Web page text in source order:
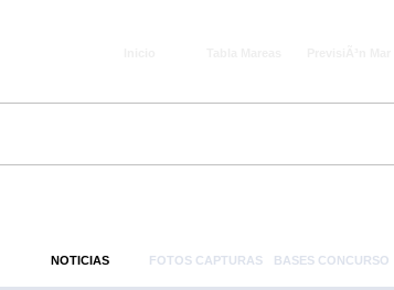
NOTICIAS FOTOS CAPTURAS BASES CONCURSO